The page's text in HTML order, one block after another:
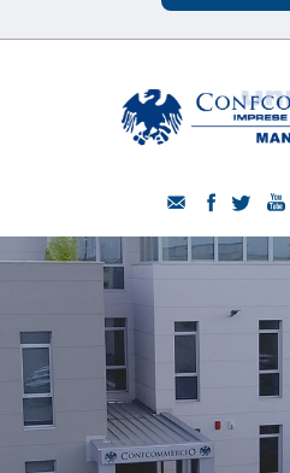
CHI SIAMO
SERVIZI
CATEGORIE
DELEGAZIONI